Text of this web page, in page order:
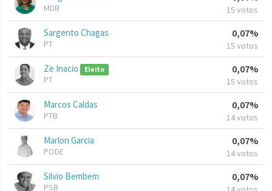
MDB 15 votos
Sargento Chagas
PT
0,07%
15 votos
Ze Inacio Eleito
PT
0,07%
15 votos
Marcos Caldas
PTB
0,07%
14 votos
Marlon Garcia
PODE
0,07%
14 votos
Silvio Bembem
PSB
0,07%